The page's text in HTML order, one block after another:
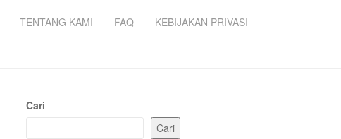
TENTANG KAMI FAQ KEBIJAKAN PRIVASI
Cari
Cari